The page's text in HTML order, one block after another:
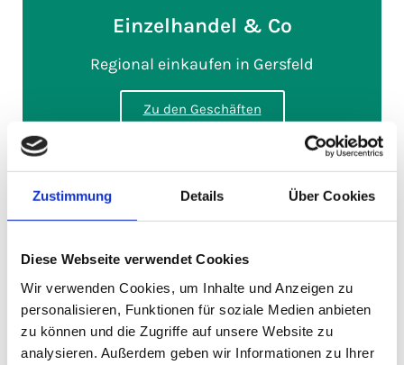
Zustimmung Details Über Cookies
Diese Webseite verwendet Cookies
Wir verwenden Cookies, um Inhalte und Anzeigen zu
personalisieren, Funktionen für soziale Medien anbieten
zu können und die Zugriffe auf unsere Website zu
analysieren. Außerdem geben wir Informationen zu Ihrer
Einzelhandel & Co
Regional einkaufen in Gersfeld
Zu den Geschäften
Gastronomie
Regional essen in Gersfeld
Zu den Restaurants